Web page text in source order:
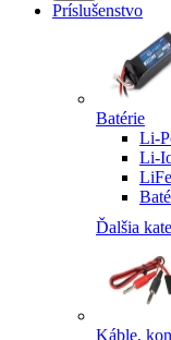
Príslušenstvo
Batérie
Li-
Li-
LiFe
Ďalšia
Káble,